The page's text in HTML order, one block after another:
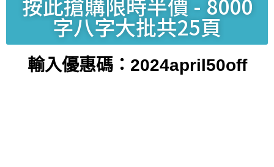
字八字大批共25頁
輸入優惠碼：2024april50off